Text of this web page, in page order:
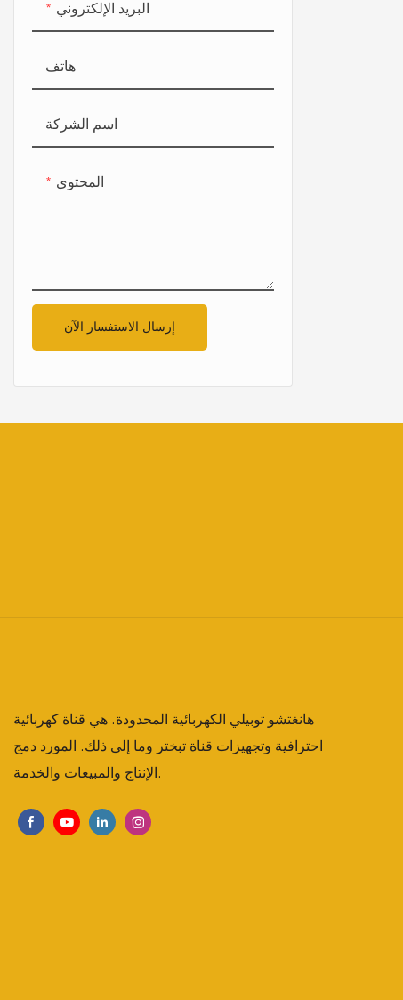
البريد الإلكتروني
هاتف
اسم الشركة
المحتوى
إرسال الاستفسار الآن
هانغتشو توبيلي الكهربائية المحدودة. هي قناة كهربائية
احترافية وتجهيزات قناة تبختر وما إلى ذلك. المورد دمج
الإنتاج والمبيعات والخدمة.